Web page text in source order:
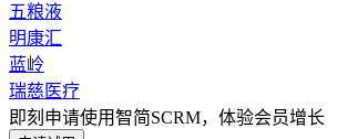
五粮液
明康汇
蓝岭
瑞慈医疗
即刻申请使用智简SCRM，体验会员增长